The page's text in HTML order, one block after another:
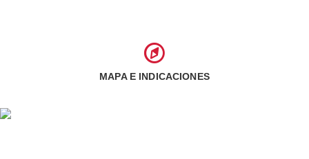
MAPA E INDICACIONES